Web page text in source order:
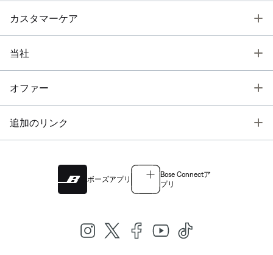
カスタマーケア
当社
オファー
追加のリンク
ボーズアプリ
Bose Connectア
プリ